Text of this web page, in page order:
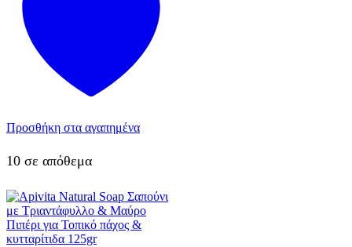
Προσθήκη στα αγαπημένα
10 σε απόθεμα